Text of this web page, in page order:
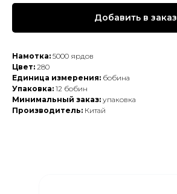
Добавить в заказ
Намотка: 5000 ярдов
Цвет: 280
Единица измерения: бобина
Упаковка: 12 бобин
Минимальный заказ: упаковка
Производитель: Китай